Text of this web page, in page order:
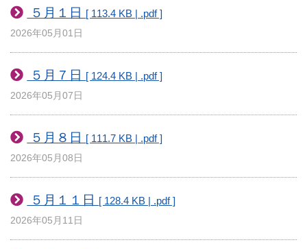
５月１日 [ 113.4 KB | .pdf ]
2026年05月01日
５月７日 [ 124.4 KB | .pdf ]
2026年05月07日
５月８日 [ 111.7 KB | .pdf ]
2026年05月08日
５月１１日 [ 128.4 KB | .pdf ]
2026年05月11日